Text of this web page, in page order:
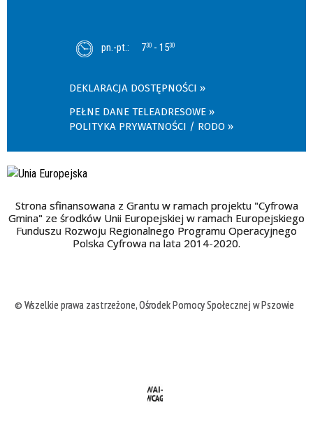
pn.-pt.: 730 - 1530
DEKLARACJA DOSTĘPNOŚCI
PEŁNE DANE TELEADRESOWE
POLITYKA PRYWATNOŚCI / RODO
Strona sfinansowana z Grantu w ramach projektu "Cyfrowa
Gmina" ze środków Unii Europejskiej w ramach Europejskiego
Funduszu Rozwoju Regionalnego Programu Operacyjnego
Polska Cyfrowa na lata 2014-2020.
© Wszelkie prawa zastrzeżone, Ośrodek Pomocy Społecznej w Pszowie